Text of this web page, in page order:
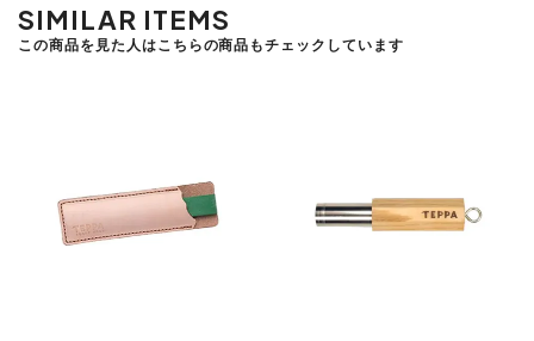
SIMILAR ITEMS
この商品を見た人はこちらの商品もチェックしています